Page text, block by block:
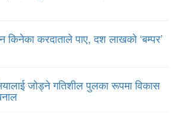
करदाताले पाए, दश लाखको ‘बम्पर’
जोड्ने गतिशील पुलका रूपमा विकास